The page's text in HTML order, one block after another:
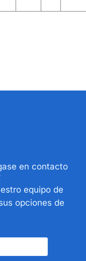
en contacto
equipo de
opciones de